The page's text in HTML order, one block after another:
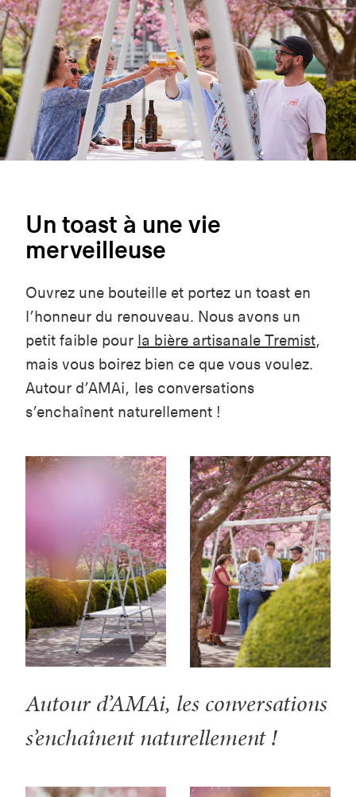
Un toast à une vie
merveilleuse
Ouvrez une bouteille et portez un toast en
l’honneur du renouveau. Nous avons un
petit faible pour la bière artisanale Tremist,
mais vous boirez bien ce que vous voulez.
Autour d’AMAi, les conversations
s’enchaînent naturellement !
Autour d’AMAi, les conversations
s’enchaînent naturellement !